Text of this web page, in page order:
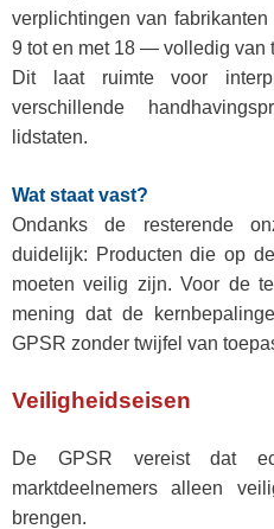
verplichtingen van
9 tot en met 18 — volledig van
Dit laat ruimte voor
verschillende
lidstaten.
Wat staat vast?
Ondanks de resterende
duidelijk: Producten die op
moeten veilig zijn.Voor de
mening dat de
GPSR zonder twijfel van
Veiligheidseisen
De GPSR vereist dat
marktdeelnemers alleen
brengen.